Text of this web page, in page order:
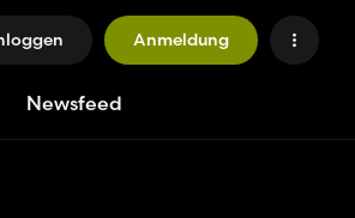
Anmeldung
Newsfeed